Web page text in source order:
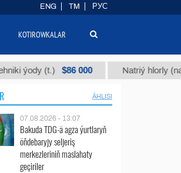
(t.) $86 000 Natriý hlorly (nahar
ÄHLISI
07.08.2026 - 13:07
Bakuda TDG-ä agza ýurtlaryň
öňdebaryjy seljeriş
merkezleriniň maslahaty
geçiriler
ENG TM РУС
KOTIROWKALAR